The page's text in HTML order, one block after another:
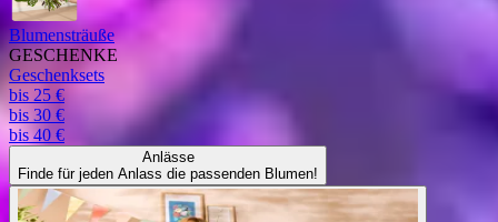
Blumensträuße
GESCHENKE
Geschenksets
bis 25 €
bis 30 €
bis 40 €
Anlässe
Finde für jeden Anlass die passenden Blumen!